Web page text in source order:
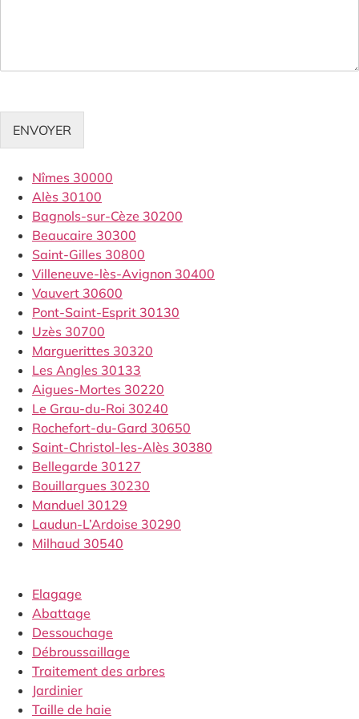
ENVOYER
Nîmes 30000
Alès 30100
Bagnols-sur-Cèze 30200
Beaucaire 30300
Saint-Gilles 30800
Villeneuve-lès-Avignon 30400
Vauvert 30600
Pont-Saint-Esprit 30130
Uzès 30700
Marguerittes 30320
Les Angles 30133
Aigues-Mortes 30220
Le Grau-du-Roi 30240
Rochefort-du-Gard 30650
Saint-Christol-les-Alès 30380
Bellegarde 30127
Bouillargues 30230
Manduel 30129
Laudun-L’Ardoise 30290
Milhaud 30540
Elagage
Abattage
Dessouchage
Débroussaillage
Traitement des arbres
Jardinier
Taille de haie